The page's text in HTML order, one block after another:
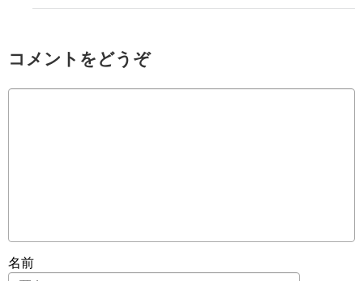
コメントをどうぞ
名前